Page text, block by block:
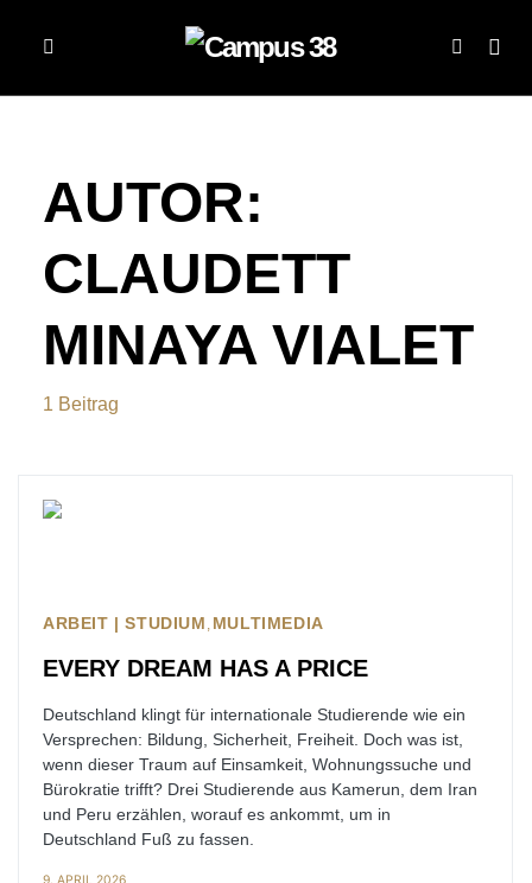
AUTOR:
CLAUDETT
MINAYA VIALET
1 Beitrag
ARBEIT | STUDIUM MULTIMEDIA
EVERY DREAM HAS A PRICE
Deutschland klingt für internationale Studierende wie ein
Versprechen: Bildung, Sicherheit, Freiheit. Doch was ist,
wenn dieser Traum auf Einsamkeit, Wohnungssuche und
Bürokratie trifft? Drei Studierende aus Kamerun, dem Iran
und Peru erzählen, worauf es ankommt, um in
Deutschland Fuß zu fassen.